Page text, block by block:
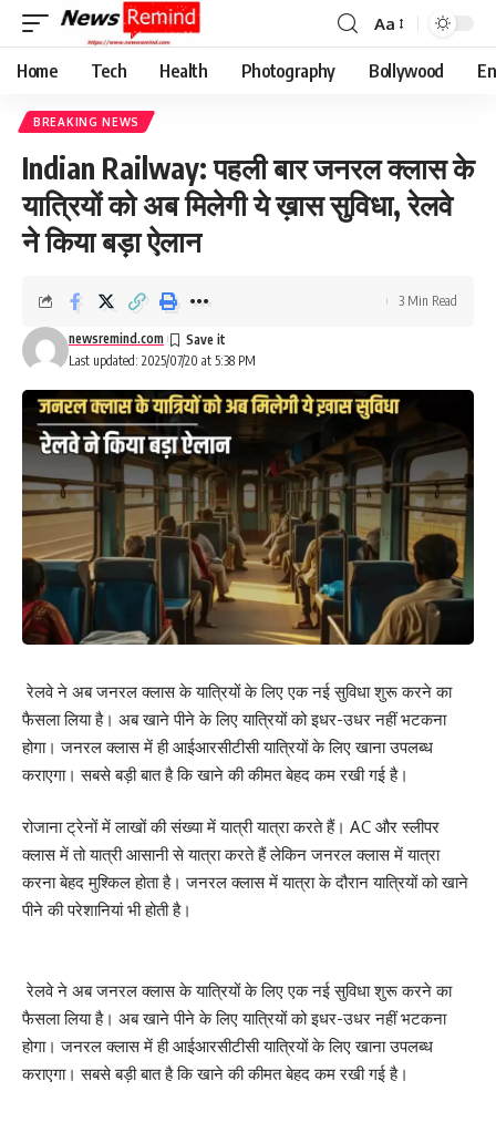
Font
Resizer
Aa
Home Tech Health Photography Bollywood
BREAKING NEWS
Indian Railway: पहली बार जनरल क्लास के
यात्रियों को अब मिलेगी ये ख़ास सुविधा, रेलवे
ने किया बड़ा ऐलान
Last updated: 2025/07/20 at 5:38 PM
newsremind.com
3 Min Read
रेलवे ने अब जनरल क्लास के यात्रियों के लिए एक नई सुविधा शुरू करने का
फैसला लिया है। अब खाने पीने के लिए यात्रियों को इधर-उधर नहीं भटकना
होगा। जनरल क्लास में ही आईआरसीटीसी यात्रियों के लिए खाना उपलब्ध
कराएगा। सबसे बड़ी बात है कि खाने की कीमत बेहद कम रखी गई है।
रोजाना ट्रेनों में लाखों की संख्या में यात्री यात्रा करते हैं। AC और स्लीपर
क्लास में तो यात्री आसानी से यात्रा करते हैं लेकिन जनरल क्लास में यात्रा
करना बेहद मुश्किल होता है। जनरल क्लास में यात्रा के दौरान यात्रियों को खाने
पीने की परेशानियां भी होती है।
रेलवे ने अब जनरल क्लास के यात्रियों के लिए एक नई सुविधा शुरू करने का
फैसला लिया है। अब खाने पीने के लिए यात्रियों को इधर-उधर नहीं भटकना
होगा। जनरल क्लास में ही आईआरसीटीसी यात्रियों के लिए खाना उपलब्ध
कराएगा। सबसे बड़ी बात है कि खाने की कीमत बेहद कम रखी गई है।